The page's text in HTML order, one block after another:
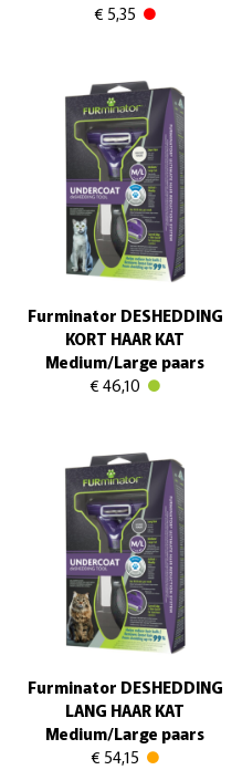
€ 5,35
Furminator DESHEDDING
KORT HAAR KAT
Medium/Large paars
€ 46,10
Furminator DESHEDDING
LANG HAAR KAT
Medium/Large paars
€ 54,15